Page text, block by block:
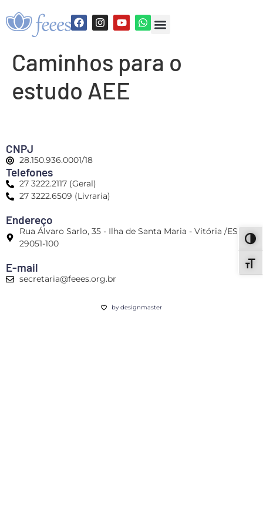
Caminhos para o
estudo AEE
CNPJ
28.150.936.0001/18
Telefones
27 3222.2117 (Geral)
27 3222.6509 (Livraria)
Endereço
Rua Álvaro Sarlo, 35 - Ilha de Santa Maria - Vitória /ES -
29051-100
E-mail
secretaria@feees.org.br
by designmaster